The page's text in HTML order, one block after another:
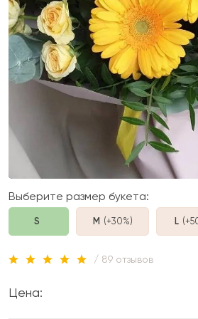
Выберите размер букета:
S M (+30%) L
/ 89 отзывов
Цена: